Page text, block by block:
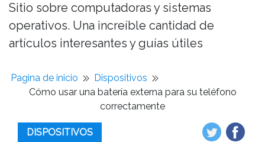
Sitio sobre computadoras y sistemas
operativos. Una increíble cantidad de
artículos interesantes y guías útiles
Pagina de inicio
Dispositivos
Cómo usar una batería externa para su teléfono
correctamente
DISPOSITIVOS